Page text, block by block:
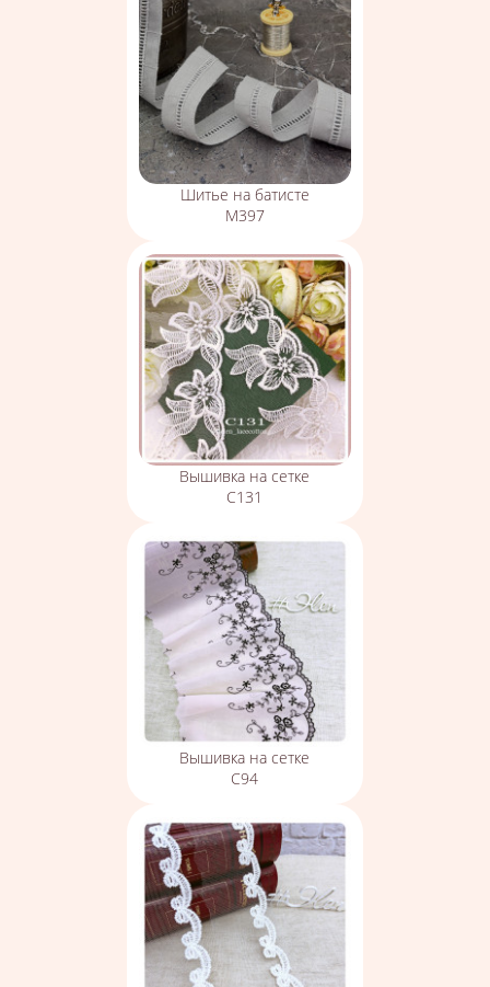
Шитье на батисте
М397
Вышивка на сетке
С131
Вышивка на сетке
С94